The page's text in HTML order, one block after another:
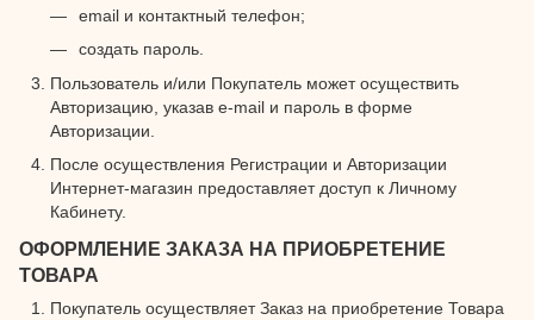
email и контактный телефон;
создать пароль.
Пользователь и/или Покупатель может осуществить
Авторизацию, указав e-mail и пароль в форме
Авторизации.
После осуществления Регистрации и Авторизации
Интернет-магазин предоставляет доступ к Личному
Кабинету.
ОФОРМЛЕНИЕ ЗАКАЗА НА ПРИОБРЕТЕНИЕ
ТОВАРА
Покупатель осуществляет Заказ на приобретение Товара